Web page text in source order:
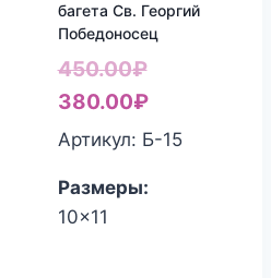
багета Св. Георгий
Победоносец
450.00₽
цена
составляла
380.00₽Текущая
цена:
Артикул: Б-15
Размеры:
10x11